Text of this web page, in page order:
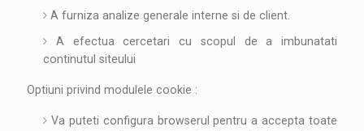
A furniza analize generale interne si de client.
A efectua cercetari cu scopul de a imbunatati
continutul siteului
Optiuni privind modulele cookie :
Va puteti configura browserul pentru a accepta toate